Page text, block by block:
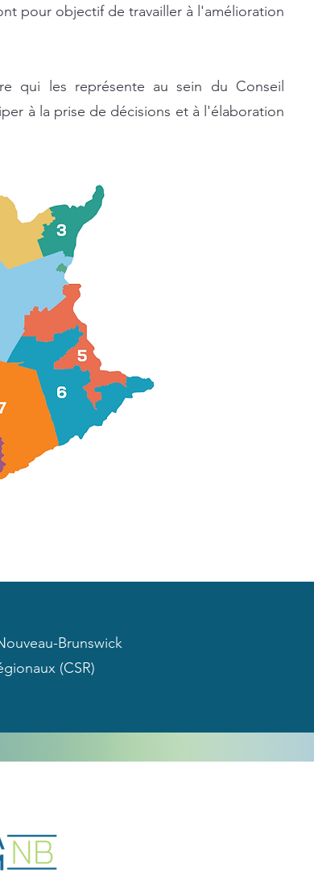
pour objectif de travailler à l'amélioration
qui les représente au sein du Conseil
à la prise de décisions et à l'élaboration
Brunswick
(CSR)